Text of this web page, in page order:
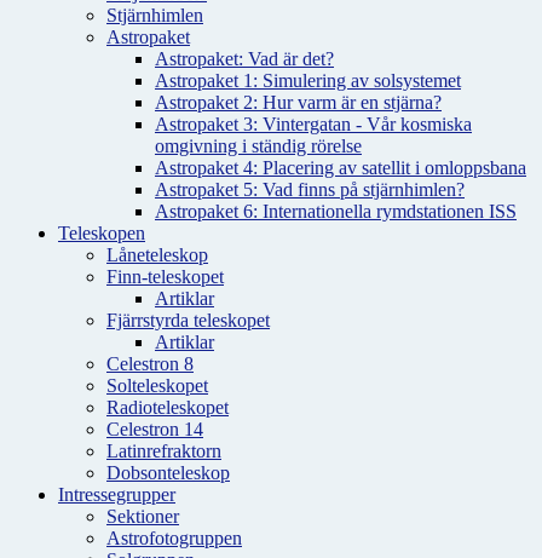
Stjärnhimlen
Astropaket
Astropaket: Vad är det?
Astropaket 1: Simulering av solsystemet
Astropaket 2: Hur varm är en stjärna?
Astropaket 3: Vintergatan - Vår kosmiska
omgivning i ständig rörelse
Astropaket 4: Placering av satellit i omloppsbana
Astropaket 5: Vad finns på stjärnhimlen?
Astropaket 6: Internationella rymdstationen ISS
Teleskopen
Låneteleskop
Finn-teleskopet
Artiklar
Fjärrstyrda teleskopet
Artiklar
Celestron 8
Solteleskopet
Radioteleskopet
Celestron 14
Latinrefraktorn
Dobsonteleskop
Intressegrupper
Sektioner
Astrofotogruppen